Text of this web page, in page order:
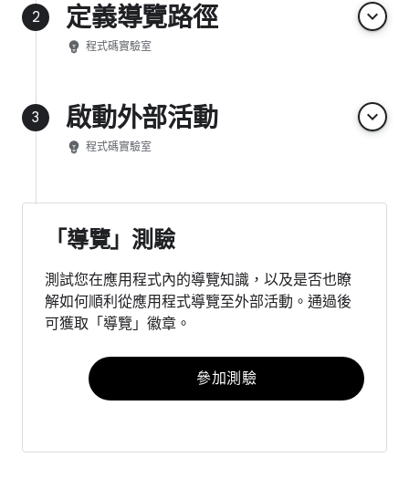
2 定義導覽路徑 keyboard_arrow_down
emoji_objects 程式碼實驗室
3 啟動外部活動 keyboard_arrow_down
emoji_objects 程式碼實驗室
「導覽」測驗
測試您在應用程式內的導覽知識，以及是否也瞭
解如何順利從應用程式導覽至外部活動。通過後
可獲取「導覽」徽章。
參加測驗